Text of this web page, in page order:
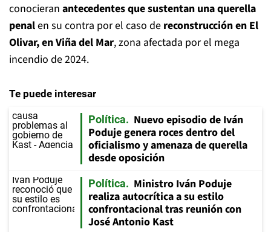
conocieran antecedentes que sustentan una querella
penalen su contra por el caso de reconstrucción en El
Olivar, en Viña del Mar, zona afectada por el mega
incendio de 2024.
Te puede interesar
Política
Nuevo episodio de Iván
Poduje genera roces dentro del
oficialismo y amenaza de querella
desde oposición
Política
Ministro Iván Poduje
realiza autocrítica a su estilo
confrontacional tras reunión con
José Antonio Kast